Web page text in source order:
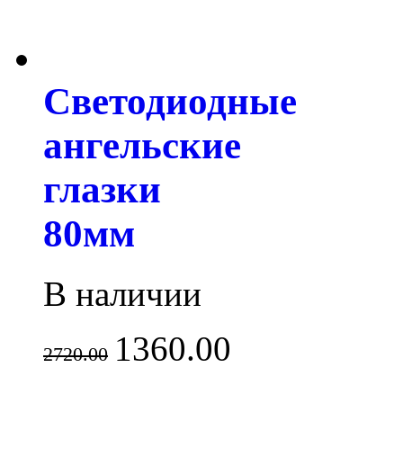
Светодиодные
ангельские
глазки
80мм
В наличии
2720.00 1360.00